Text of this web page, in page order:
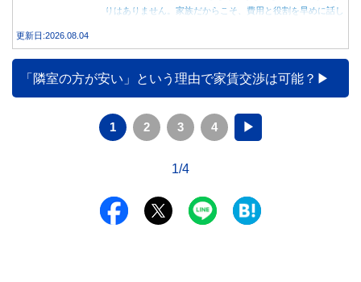
りはありません。家族だからこそ、費用と役割を早めに話し
更新日:2026.08.04
「隣室の方が安い」という理由で家賃交渉は可能？
1 2 3 4 ▶
1/4